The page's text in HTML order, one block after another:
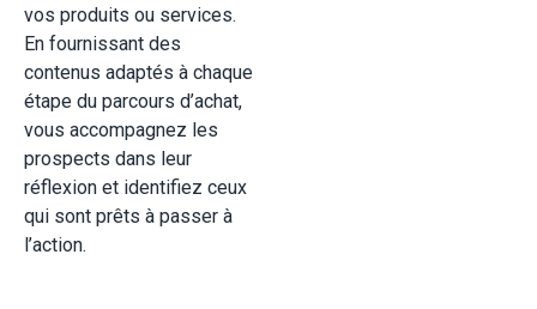
vos produits ou services.
En fournissant des
contenus adaptés à chaque
étape du parcours d’achat,
vous accompagnez les
prospects dans leur
réflexion et identifiez ceux
qui sont prêts à passer à
l’action.